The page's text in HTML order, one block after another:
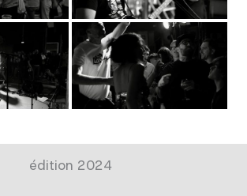
édition 2024